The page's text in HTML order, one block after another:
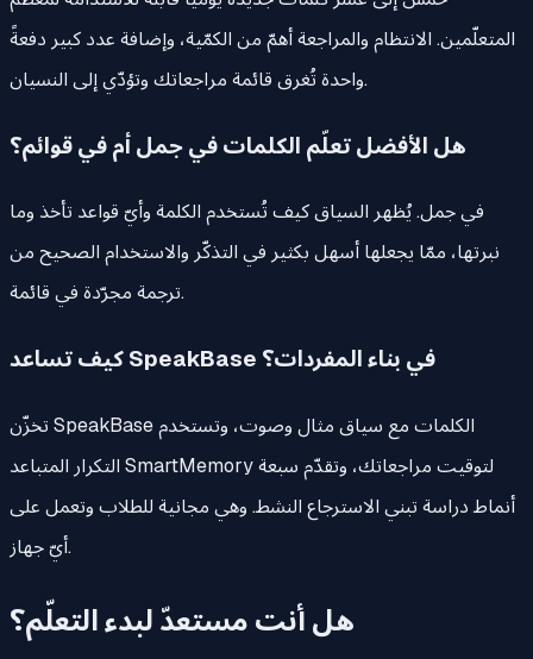
المتعلّمين. الانتظام والمراجعة أهمّ من الكمّية، وإضافة عدد كبير دفعةً
واحدة تُغرق قائمة مراجعاتك وتؤدّي إلى النسيان.
هل الأفضل تعلّم الكلمات في جمل أم في قوائم؟
في جمل. يُظهر السياق كيف تُستخدم الكلمة وأيّ قواعد تأخذ وما
نبرتها، ممّا يجعلها أسهل بكثير في التذكّر والاستخدام الصحيح من
ترجمة مجرّدة في قائمة.
كيف تساعد SpeakBase في بناء المفردات؟
تخزّن SpeakBase الكلمات مع سياق مثال وصوت، وتستخدم
التكرار المتباعد SmartMemory لتوقيت مراجعاتك، وتقدّم سبعة
أنماط دراسة تبني الاسترجاع النشط. وهي مجانية للطلاب وتعمل على
أيّ جهاز.
هل أنت مستعدّ لبدء التعلّم؟